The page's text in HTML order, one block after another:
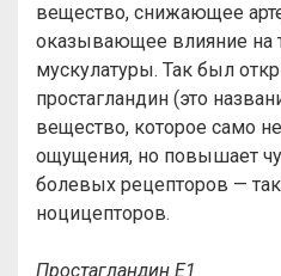
вещество, снижающее
оказывающее влияние на
мускулатуры. Так был
простагландин (это
вещество, которое само
ощущения, но повышает
болевых рецепторов —
ноцицепторов.
Простагландин Е1